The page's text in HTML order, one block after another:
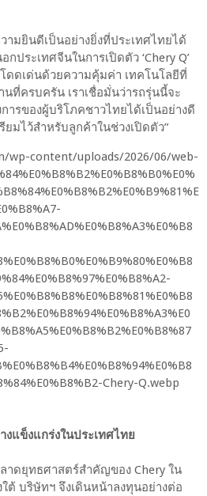
ามยินดีเป็นอย่างยิ่งที่ประเทศไทยได้
ประเทศจีนในการเปิดตัว ‘Chery Q’
ดดเด่นด้วยความคุ้มค่า เทคโนโลยีที่
ที่ครบครัน เราเชื่อมั่นว่ารถรุ่นนี้จะ
ารของผู้บริโภคชาวไทยได้เป็นอย่างดี
มไว้สำหรับลูกค้าในช่วงเปิดตัว”
งแข็งแกร่งในประเทศไทย
าดยุทธศาสตร์สำคัญของ Chery ใน
ต้ บริษัทฯ จึงเดินหน้าลงทุนอย่างต่อ